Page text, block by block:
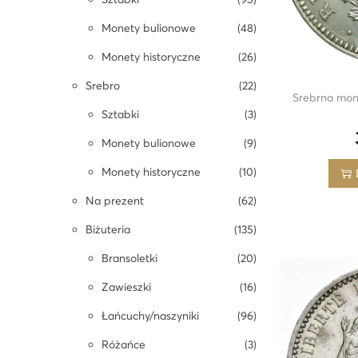
Srebrna
9
p
r
o
d
u
k
t
ó
w
5
p
r
o
d
u
k
t
ó
w
Monety bulionowe 484
8
p
r
o
d
u
k
t
ó
w
Monety historyczne 262
6
p
r
o
d
u
k
t
ó
w
Srebro 222
2
p
r
o
d
u
k
t
y
Sztabki 33
p
r
o
d
u
k
t
y
Monety bulionowe 99
p
r
o
d
u
k
t
Monety historyczne 101
0
p
r
o
d
u
Na prezent 626
2
p
r
o
d
Biżuteria 1351
3
5
p
r
Bransoletki 202
0
p
r
Zawieszki 161
6
p
Łańcuchy/naszyniki 969
6
Różańce 33